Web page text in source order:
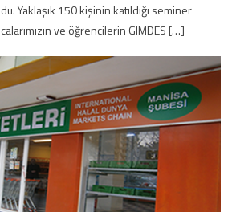
Yaklaşık 150 kişinin katıldığı seminer
ve öğrencilerin GIMDES […]